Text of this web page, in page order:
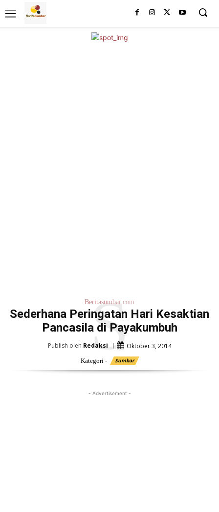
Beritasumbar.com
Sederhana Peringatan Hari Kesaktian
Pancasila di Payakumbuh
S
Publish oleh Redaksi Oktober 3, 2014
Kategori - Sumbar
- Advertisement -